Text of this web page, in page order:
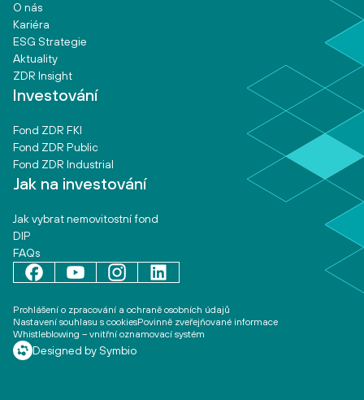
O nás
Kariéra
ESG Strategie
Aktuality
ZDR Insight
Investování
Fond ZDR FKI
Fond ZDR Public
Fond ZDR Industrial
Jak na investování
Jak vybrat nemovitostní fond
DIP
FAQs
Prohlášení o zpracování a ochraně osobních údajů
Nastavení souhlasu s cookiesPovinně zveřejňované informace
Whistleblowing – vnitřní oznamovací systém
Designed by Symbio